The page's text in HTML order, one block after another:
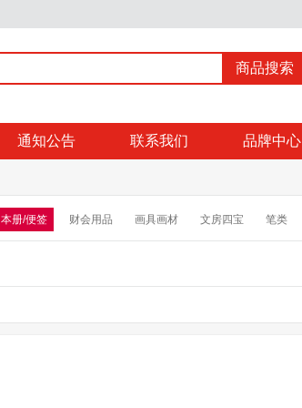
商品搜索
通知公告 联系我们 品牌中心
本册/便签 财会用品 画具画材 文房四宝 笔类